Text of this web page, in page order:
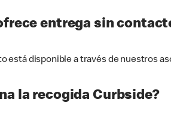
entrega sin
está disponible a través de nuestros
la recogida Curbside?